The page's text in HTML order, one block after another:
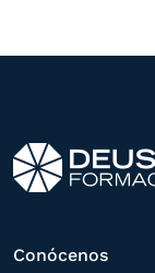
otros
solicitud
estas
Conócenos